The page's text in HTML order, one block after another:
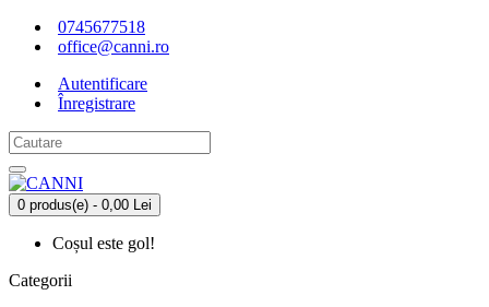
0745677518
office@canni.ro
Autentificare
Înregistrare
0 produs(e) - 0,00 Lei
Coșul este gol!
Categorii